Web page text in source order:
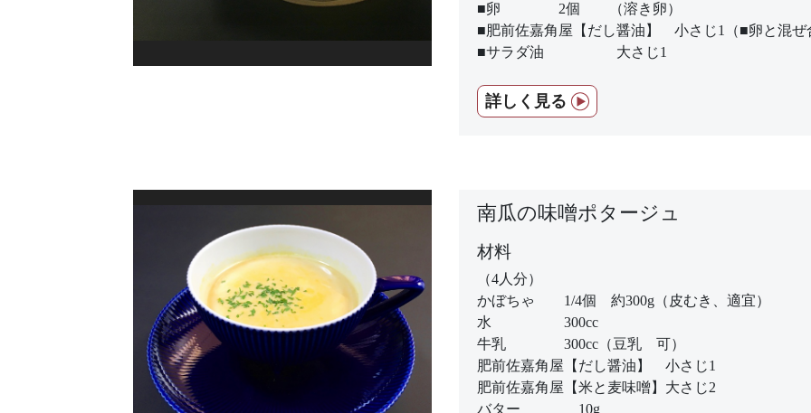
■卵 2個 （溶き卵）
■肥前佐嘉角屋【だし醤油】 小さじ1（■卵と混ぜ
■サラダ油 大さじ1
詳しく見る
南瓜の味噌ポタージュ
材料
（4人分）
かぼちゃ 1/4個 約300g（皮むき、適宜）
水 300cc
牛乳 300cc（豆乳 可）
肥前佐嘉角屋【だし醤油】 小さじ1
肥前佐嘉角屋【米と麦味噌】大さじ2
バター 10g